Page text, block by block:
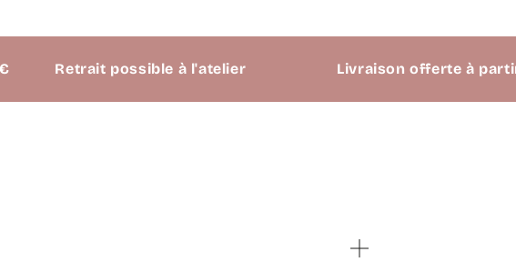
Retrait possible à l'atelier Livraison offerte à partir de